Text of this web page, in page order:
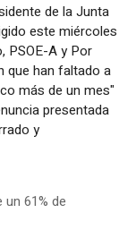
de la Junta
este miércoles
PSOE-A y Por
que han faltado a
más de un mes"
presentada
y
61% de